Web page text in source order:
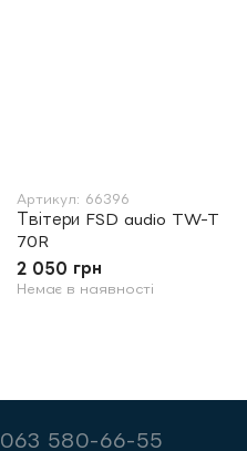
Артикул: 66396
Твітери FSD audio TW-T
70R
2 050 грн
Немає в наявності
063 580-66-55